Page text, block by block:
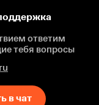
ответим
тебя вопросы
в чат